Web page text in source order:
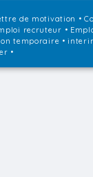
de motivation •
recruteur •
temporaire •
•